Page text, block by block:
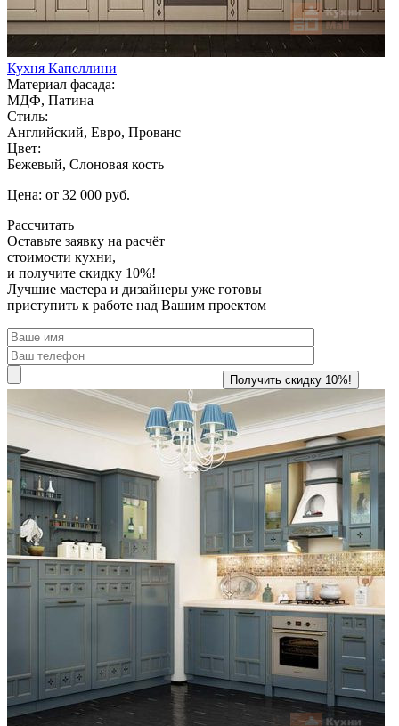
Кухня Капеллини
Материал фасада:
МДФ, Патина
Стиль:
Английский, Евро, Прованс
Цвет:
Бежевый, Слоновая кость
Цена: от 32 000 руб.
Рассчитать
Оставьте заявку на расчёт
стоимости кухни,
и получите скидку 10%!
Лучшие мастера и дизайнеры уже готовы
приступить к работе над Вашим проектом